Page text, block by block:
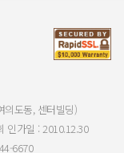
의도동, 센터빌딩)
인가일 : 2010.12.30
6670